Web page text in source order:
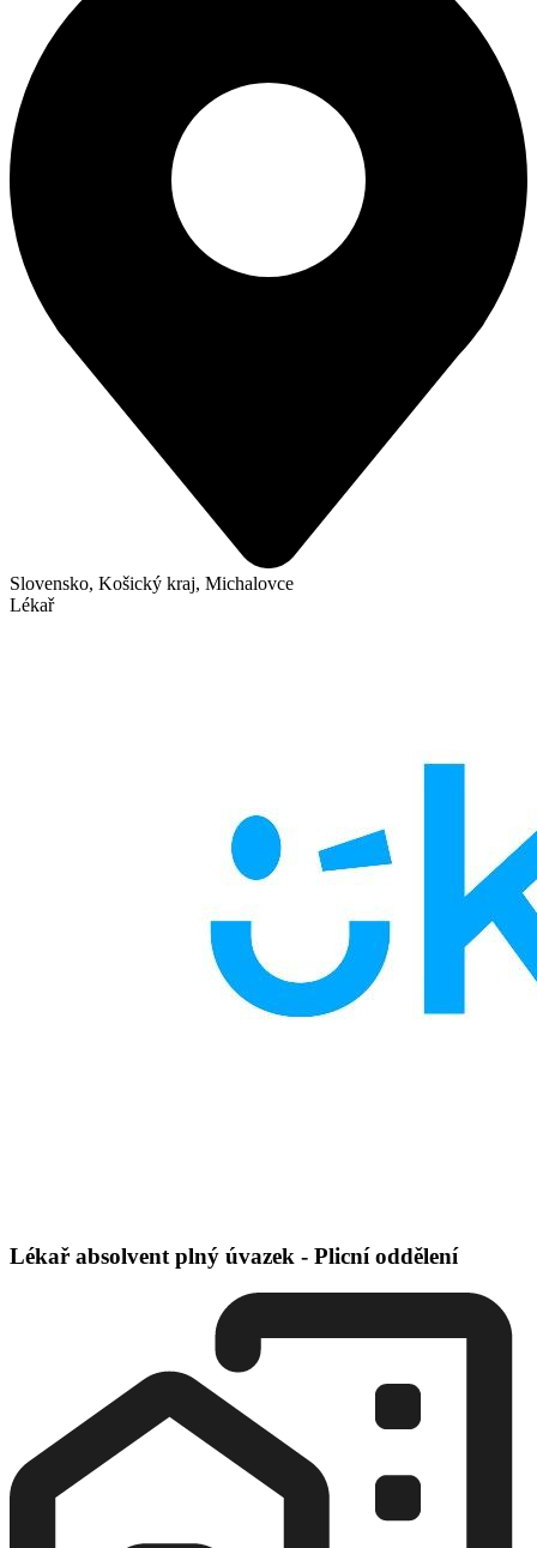
Slovensko, Košický kraj, Michalovce
Lékař
Lékař absolvent plný úvazek - Plicní oddělení